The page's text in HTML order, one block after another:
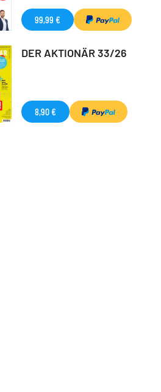
99,99 €
DER AKTIONÄR 33/26
8,90 €